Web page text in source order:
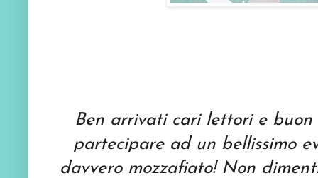
Ben arrivati cari lettori e
partecipare ad un bellissimo
davvero mozzafiato! Non